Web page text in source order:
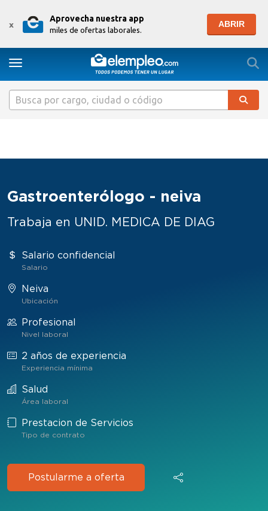
x
Aprovecha nuestra app
miles de ofertas laborales.
ABRIR
Toggle navigation
Gastroenterólogo - neiva
Trabaja en UNID. MEDICA DE DIAG
Salario confidencial
Salario
Neiva
Ubicación
Profesional
Nivel laboral
2 años de experiencia
Experiencia mínima
Salud
Área laboral
Prestacion de Servicios
Tipo de contrato
Postularme a oferta